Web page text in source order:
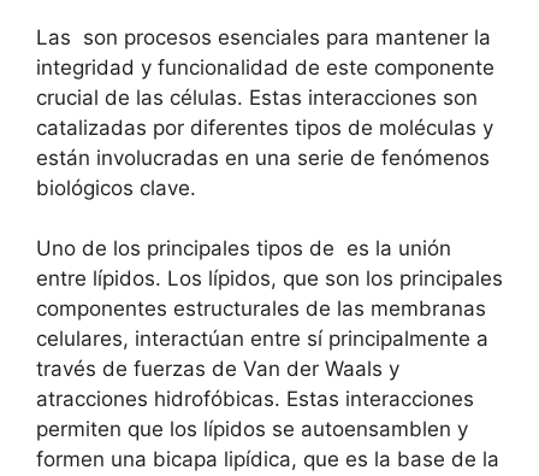
Las ‍ son ⁣procesos esenciales para ⁣mantener la
integridad y funcionalidad de este componente
crucial⁢ de las células. Estas interacciones son
catalizadas por diferentes tipos‌ de moléculas y
están involucradas en ‌una serie ⁢de fenómenos
biológicos clave.
Uno de los principales tipos ‌de ‍ es la unión​
entre lípidos. Los lípidos,‌ que son​ los principales
⁣componentes estructurales de‌ las⁢ membranas
celulares, interactúan‌ entre sí principalmente a‌
través de fuerzas de Van⁤ der Waals y ​
atracciones hidrofóbicas. Estas‌ interacciones ​
permiten que los ⁤lípidos se autoensamblen y
formen una bicapa lipídica, que es ‍la base de la‍